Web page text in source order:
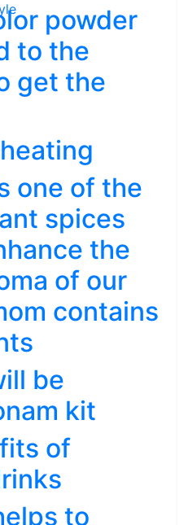
powder
to the
get the
one of the
spices
the
of our
contains
be
kit
of
to